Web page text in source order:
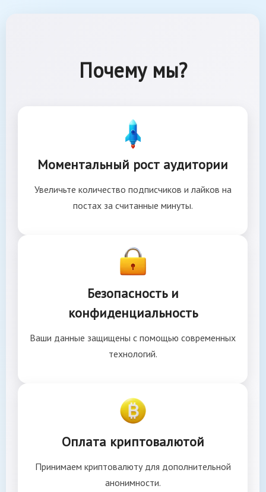
Почему мы?
Моментальный рост аудитории
Увеличьте количество подписчиков и лайков на
постах за считанные минуты.
Безопасность и
конфиденциальность
Ваши данные защищены с помощью современных
технологий.
Оплата криптовалютой
Принимаем криптовалюту для дополнительной
анонимности.